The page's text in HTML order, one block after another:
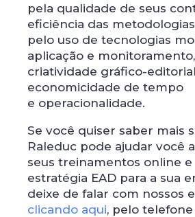
pela qualidade de seus
eficiência das
pelo uso de tecnologias
aplicação e
criatividade gráfico-
economicidade de tempo
e operacionalidade.
Se você quiser saber mais
Raleduc pode ajudar você
seus treinamentos online
estratégia EAD para a sua
deixe de falar com nossos
clicando aqui, pelo telefone